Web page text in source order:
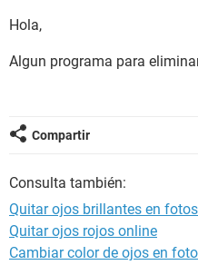
Hola,
Algun programa para
Compartir
Consulta también:
Quitar ojos brillantes en
Quitar ojos rojos online
Cambiar color de ojos en